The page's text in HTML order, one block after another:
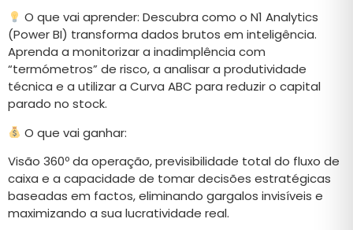
O que vai aprender: Descubra como o N1 Analytics
(Power BI) transforma dados brutos em inteligência.
Aprenda a monitorizar a inadimplência com
“termómetros” de risco, a analisar a produtividade
técnica e a utilizar a Curva ABC para reduzir o capital
parado no stock.
O que vai ganhar:
Visão 360º da operação, previsibilidade total do fluxo de
caixa e a capacidade de tomar decisões estratégicas
baseadas em factos, eliminando gargalos invisíveis e
maximizando a sua lucratividade real.